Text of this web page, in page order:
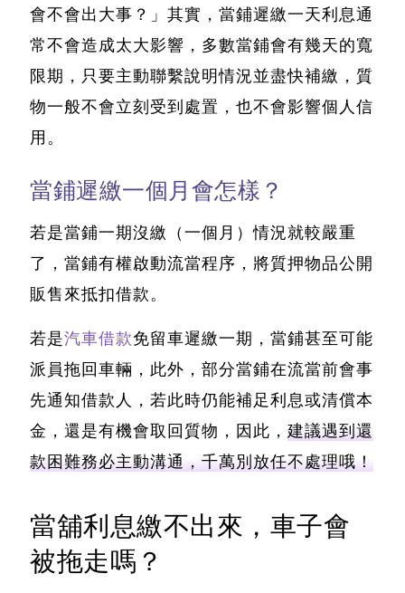
會不會出大事？」其實，當鋪遲繳一天利息通
常不會造成太大影響 ，多數當鋪會有幾天的寬
限期，只要主動聯繫說明情況並盡快補繳，質
物一般不會立刻受到處置，也不會影響個人信
用。
當鋪遲繳一個月會怎樣？
若是當鋪一期沒繳（一個月）情況就較嚴重
了，當鋪有權啟動流當程序，將質押物品公開
販售來抵扣借款。
若是汽車借款免留車遲繳一期，當鋪甚至可能
派員拖回車輛，此外，部分當鋪在流當前會事
先通知借款人，若此時仍能補足利息或清償本
金，還是有機會取回質物，因此， 建議遇到還
款困難務必主動溝通，千萬別放任不處理哦！
當舖利息繳不出來，車子會
被拖走嗎？